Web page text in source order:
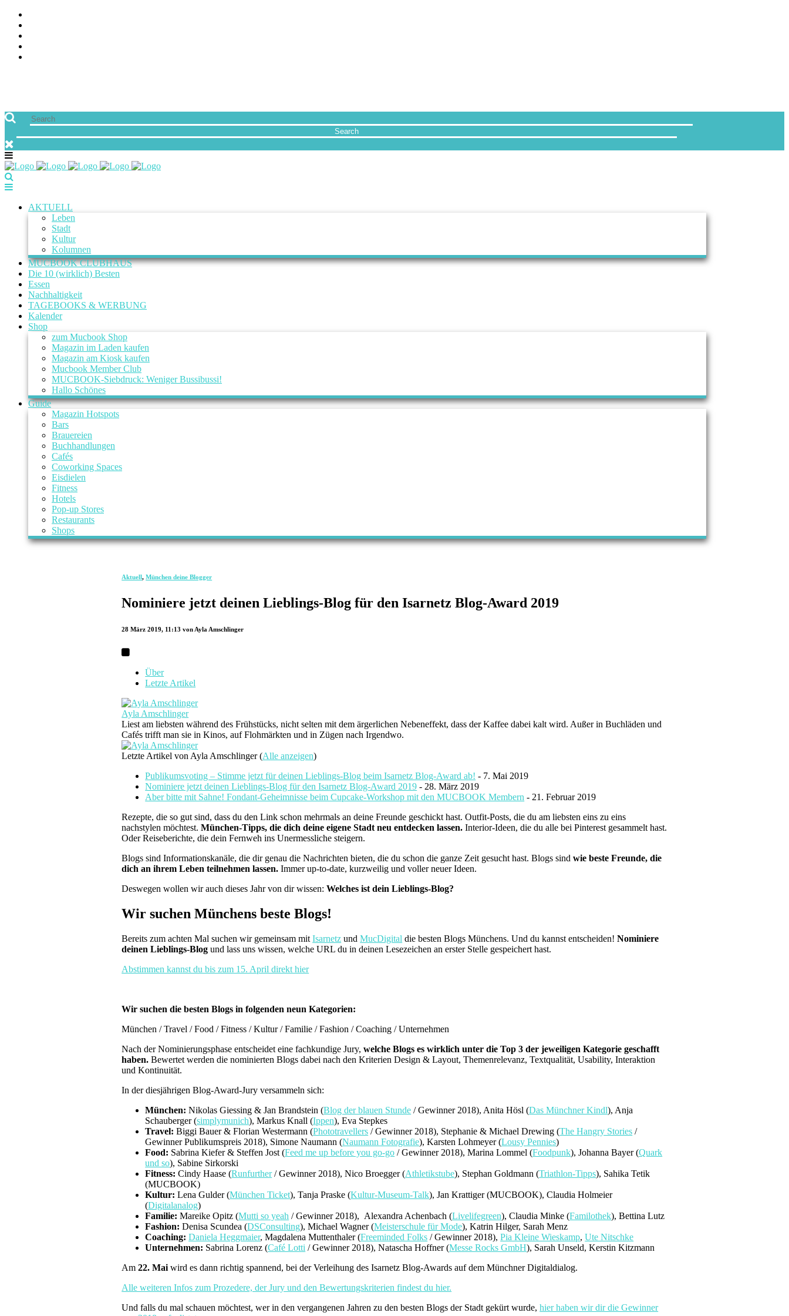
AKTUELL
Leben
Stadt
Kultur
Kolumnen
MUCBOOK CLUBHAUS
Die 10 (wirklich) Besten
Essen
Nachhaltigkeit
TAGEBOOKS & WERBUNG
Kalender
Shop
zum Mucbook Shop
Magazin im Laden kaufen
Magazin am Kiosk kaufen
Mucbook Member Club
MUCBOOK-Siebdruck: Weniger Bussibussi!
Hallo Schönes
Guide
Magazin Hotspots
Bars
Brauereien
Buchhandlungen
Cafés
Coworking Spaces
Eisdielen
Fitness
Hotels
Pop-up Stores
Restaurants
Shops
Aktuell,München deine Blogger
Nominiere jetzt deinen Lieblings-Blog für den Isarnetz Blog-Award 2019
28 März 2019, 11:13 von Ayla Amschlinger
Über
Letzte Artikel
Ayla Amschlinger
Liest am liebsten während des Frühstücks, nicht selten mit dem ärgerlichen Nebeneffekt, dass der Kaffee dabei kalt wird. Außer in Buchläden und
Cafés trifft man sie in Kinos, auf Flohmärkten und in Zügen nach Irgendwo.
Letzte Artikel von Ayla Amschlinger(Alle anzeigen)
Publikumsvoting – Stimme jetzt für deinen Lieblings-Blog beim Isarnetz Blog-Award ab! - 7. Mai 2019
Nominiere jetzt deinen Lieblings-Blog für den Isarnetz Blog-Award 2019 - 28. März 2019
Aber bitte mit Sahne! Fondant-Geheimnisse beim Cupcake-Workshop mit den MUCBOOK Membern - 21. Februar 2019
Rezepte, die so gut sind, dass du den Link schon mehrmals an deine Freunde geschickt hast. Outfit-Posts, die du am liebsten eins zu eins
nachstylen möchtest.München-Tipps, die dich deine eigene Stadt neu entdecken lassen. Interior-Ideen, die du alle bei Pinterest gesammelt hast.
Oder Reiseberichte, die dein Fernweh ins Unermessliche steigern.
Blogs sind Informationskanäle, die dir genau die Nachrichten bieten, die du schon die ganze Zeit gesucht hast. Blogs sindwie beste Freunde, die
dich an ihrem Leben teilnehmen lassen. Immer up-to-date, kurzweilig und voller neuer Ideen.
Deswegen wollen wir auch dieses Jahr von dir wissen:Welches ist dein Lieblings-Blog?
Wir suchen Münchens beste Blogs!
Bereits zum achten Mal suchen wir gemeinsam mitIsarnetz undMucDigital die besten Blogs Münchens. Und du kannst entscheiden!Nominiere
deinen Lieblings-Blog und lass uns wissen, welche URL du in deinen Lesezeichen an erster Stelle gespeichert hast.
Abstimmen kannst du bis zum 15. April direkt hier
Wir suchen die besten Blogs in folgenden neun Kategorien:
München / Travel / Food / Fitness / Kultur / Familie / Fashion / Coaching / Unternehmen
Nach der Nominierungsphase entscheidet eine fachkundige Jury,welche Blogs es wirklich unter die Top 3 der jeweiligen Kategorie geschafft
haben.Bewertet werden die nominierten Blogs dabei nach den Kriterien Design & Layout, Themenrelevanz, Textqualität, Usability, Interaktion
und Kontinuität.
In der diesjährigen Blog-Award-Jury versammeln sich:
München: Nikolas Giessing & Jan Brandstein (Blog der blauen Stunde / Gewinner 2018), Anita Hösl (Das Münchner Kindl), Anja
Schauberger (simplymunich), Markus Knall (Ippen), Eva Stepkes
Travel: Biggi Bauer & Florian Westermann (Phototravellers / Gewinner 2018), Stephanie & Michael Drewing (The Hangry Stories /
Gewinner Publikumspreis 2018), Simone Naumann (Naumann Fotografie), Karsten Lohmeyer (Lousy Pennies)
Food: Sabrina Kiefer & Steffen Jost (Feed me up before you go-go / Gewinner 2018), Marina Lommel (Foodpunk), Johanna Bayer (Quark
und so), Sabine Sirkorski
Fitness: Cindy Haase (Runfurther/ Gewinner 2018), Nico Broegger (Athletikstube), Stephan Goldmann (Triathlon-Tipps), Sahika Tetik
(MUCBOOK)
Kultur: Lena Gulder (München Ticket), Tanja Praske (Kultur-Museum-Talk), Jan Krattiger (MUCBOOK), Claudia Holmeier
(Digitalanalog)
Familie: Mareike Opitz (Mutti so yeah / Gewinner 2018), Alexandra Achenbach (Livelifegreen), Claudia Minke (Familothek), Bettina Lutz
Fashion: Denisa Scundea (DSConsulting), Michael Wagner (Meisterschule für Mode), Katrin Hilger, Sarah Menz
Coaching: Daniela Heggmaier, Magdalena Muttenthaler (Freeminded Folks / Gewinner 2018),Pia Kleine Wieskamp,Ute Nitschke
Unternehmen: Sabrina Lorenz (Café Lotti / Gewinner 2018), Natascha Hoffner (Messe Rocks GmbH), Sarah Unseld, Kerstin Kitzmann
Am22. Mai wird es dann richtig spannend, bei der Verleihung des Isarnetz Blog-Awards auf dem Münchner Digitaldialog.
Alle weiteren Infos zum Prozedere, der Jury und den Bewertungskriterien findest du hier.
Und falls du mal schauen möchtest, wer in den vergangenen Jahren zu den besten Blogs der Stadt gekürt wurde,hier haben wir dir die Gewinner